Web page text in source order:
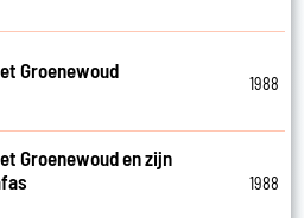
Groenewoud
1988
Groenewoud en zijn
1988